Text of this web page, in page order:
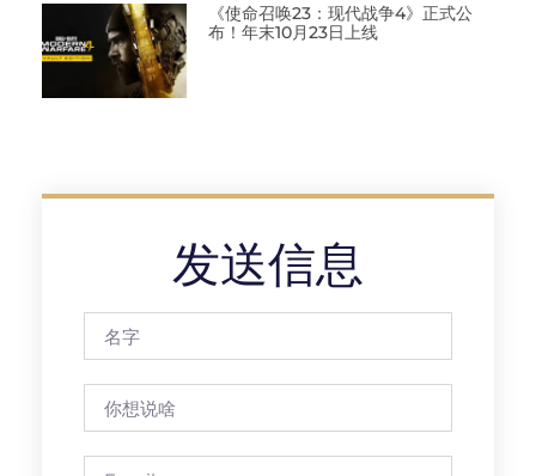
《使命召唤23：现代战争4》正式公
布！年末10月23日上线
发送信息